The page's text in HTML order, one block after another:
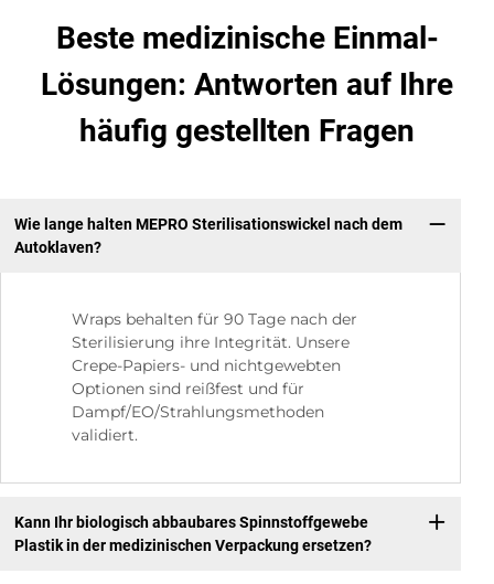
Beste medizinische Einmal-
Lösungen: Antworten auf Ihre
häufig gestellten Fragen
Wie lange halten MEPRO Sterilisationswickel nach dem
Autoklaven?
Wraps behalten für 90 Tage nach der
Sterilisierung ihre Integrität. Unsere
Crepe-Papiers- und nichtgewebten
Optionen sind reißfest und für
Dampf/EO/Strahlungsmethoden
validiert.
Kann Ihr biologisch abbaubares Spinnstoffgewebe
Plastik in der medizinischen Verpackung ersetzen?